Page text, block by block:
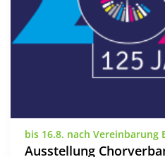
bis 16.8. nach
Ausstellung